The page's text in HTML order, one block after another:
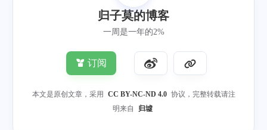
归子莫的博客
一周是一年的2%
订阅
本文是原创文章，采用 CC BY-NC-ND 4.0 协议，完整转载请注
明来自
归墟